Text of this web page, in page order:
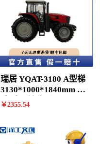
瑞居 YQAT-3180 A型梯
3130*1000*1840mm 9
阶 计价单位:个
￥2355.54